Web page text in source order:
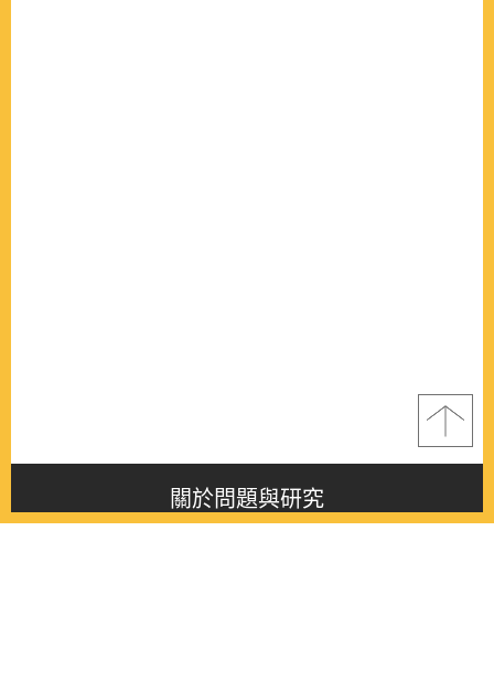
關於問題與研究
About this journal